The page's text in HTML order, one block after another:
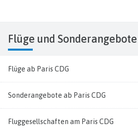
Flüge und Sonderangebote
Flüge ab Paris CDG
Sonderangebote ab Paris CDG
Fluggesellschaften am Paris CDG